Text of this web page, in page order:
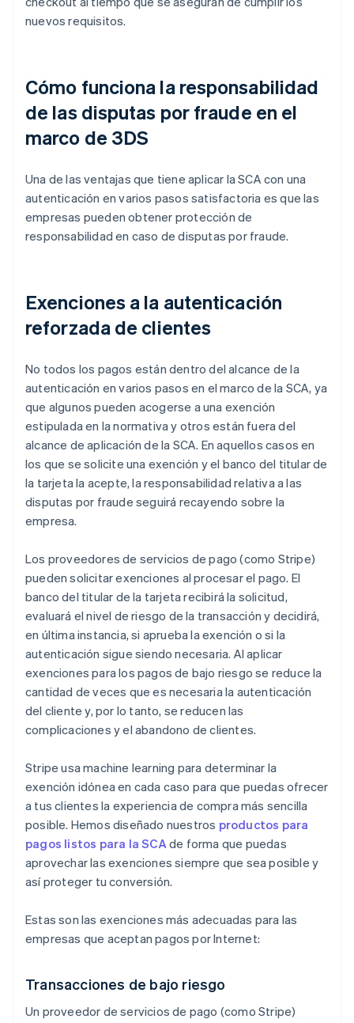
nuevos requisitos.
Cómo funciona la responsabilidad
de las disputas por fraude en el
marco de 3DS
Una de las ventajas que tiene aplicar la SCA con una
autenticación en varios pasos satisfactoria es que las
empresas pueden obtener protección de
responsabilidad en caso de disputas por fraude.
Exenciones a la autenticación
reforzada de clientes
No todos los pagos están dentro del alcance de la
autenticación en varios pasos en el marco de la SCA, ya
que algunos pueden acogerse a una exención
estipulada en la normativa y otros están fuera del
alcance de aplicación de la SCA. En aquellos casos en
los que se solicite una exención y el banco del titular de
la tarjeta la acepte, la responsabilidad relativa a las
disputas por fraude seguirá recayendo sobre la
empresa.
Los proveedores de servicios de pago (como Stripe)
pueden solicitar exenciones al procesar el pago. El
banco del titular de la tarjeta recibirá la solicitud,
evaluará el nivel de riesgo de la transacción y decidirá,
en última instancia, si aprueba la exención o si la
autenticación sigue siendo necesaria. Al aplicar
exenciones para los pagos de bajo riesgo se reduce la
cantidad de veces que es necesaria la autenticación
del cliente y, por lo tanto, se reducen las
complicaciones y el abandono de clientes.
Stripe usamachine learning para determinar la
exención idónea en cada caso para que puedas ofrecer
a tus clientes la experiencia de compra más sencilla
posible. Hemos diseñado nuestros productos para
pagos listos para la SCAde forma que puedas
aprovechar las exenciones siempre que sea posible y
así proteger tu conversión.
Estas son las exenciones más adecuadas para las
empresas que aceptan pagos por Internet:
Transacciones de bajo riesgo
Un proveedor de servicios de pago (como Stripe)